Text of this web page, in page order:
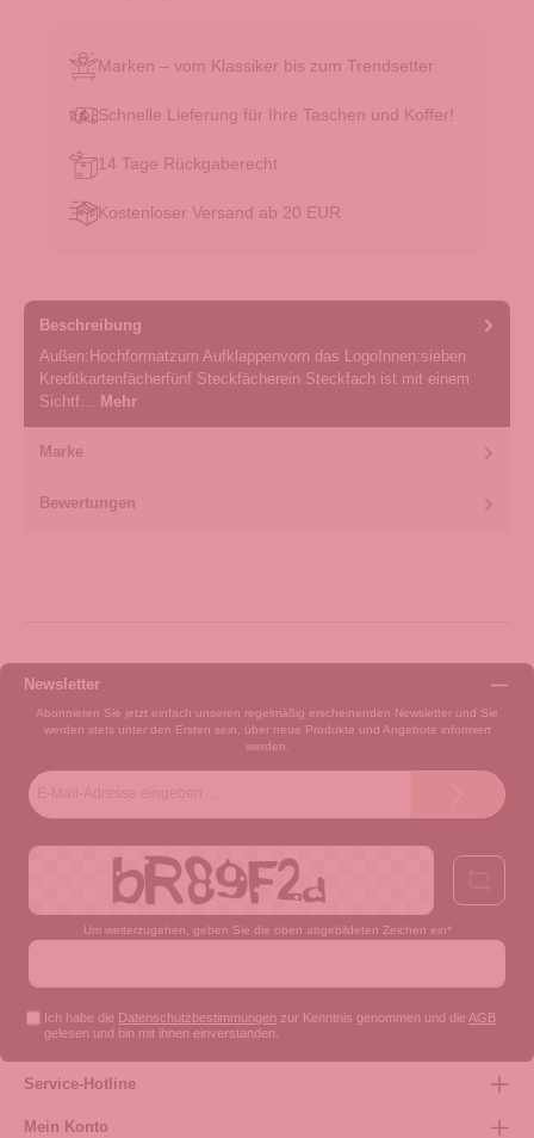
Marken – vom Klassiker bis zum Trendsetter
Schnelle Lieferung für Ihre Taschen und Koffer!
14 Tage Rückgaberecht
Kostenloser Versand ab 20 EUR
Beschreibung
Außen:Hochformatzum Aufklappenvorn das LogoInnen:sieben
Kreditkartenfächerfünf Steckfächerein Steckfach ist mit einem
Sichtf… Mehr
Marke
Bewertungen
Newsletter
Abonnieren Sie jetzt einfach unseren regelmäßig erscheinenden Newsletter und Sie
werden stets unter den Ersten sein, über neue Produkte und Angebote informiert
werden.
Um weiterzugehen, geben Sie die oben abgebildeten Zeichen ein*
Ich habe die Datenschutzbestimmungen zur Kenntnis genommen und die AGB
gelesen und bin mit ihnen einverstanden.
Service-Hotline
Mein Konto